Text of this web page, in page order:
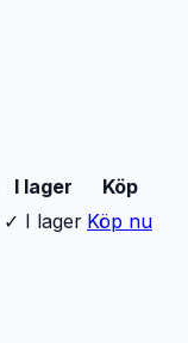
I lager
Köp
✓ I lager Köp nu